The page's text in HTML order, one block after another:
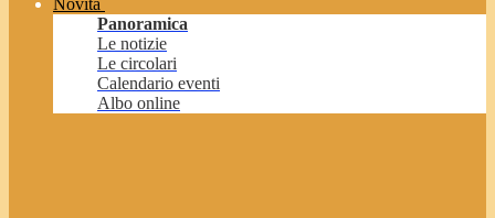
Novità
Panoramica
Le notizie
Le circolari
Calendario eventi
Albo online